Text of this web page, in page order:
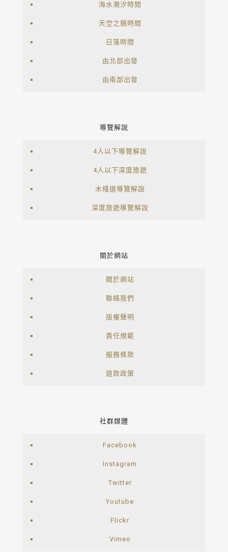
海水潮汐時間
天空之鏡時間
日落時間
由北部出發
由南部出發
導覽解說
4人以下導覽解說
4人以下深度旅遊
木棧道導覽解說
深度旅遊導覽解說
關於網站
關於網站
聯絡我們
版權聲明
責任規範
服務條款
退款政策
社群媒體
Facebook
Instagram
Twitter
Youtube
Flickr
Vimeo